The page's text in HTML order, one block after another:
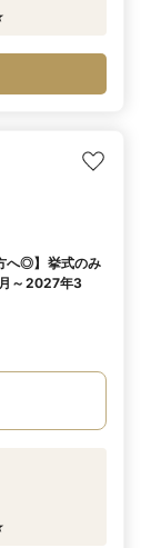
へ◎】挙式のみ
～2027年3